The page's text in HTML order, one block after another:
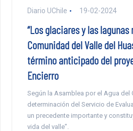
Diario UChile 19-02-2024
“Los glaciares y las lagunas
Comunidad del Valle del
término anticipado del
Encierro
Según la Asamblea por el Agua del
determinación del Servicio de
un precedente importante y
vida del valle”.